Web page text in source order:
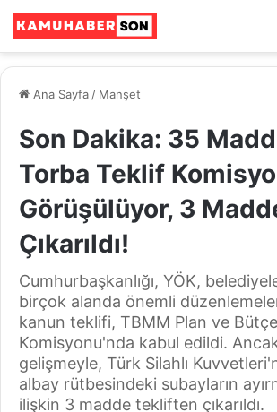
Ana Sayfa / Manşet
Son Dakika: 35
Torba Teklif
Görüşülüyor, 3
Çıkarıldı!
Cumhurbaşkanlığı, YÖK,
birçok alanda önemli
kanun teklifi, TBMM Plan ve Bütçe
Komisyonu'nda kabul edildi.
gelişmeyle, Türk Silahlı
albay rütbesindeki subayların
ilişkin 3 madde tekliften çıkarıldı.